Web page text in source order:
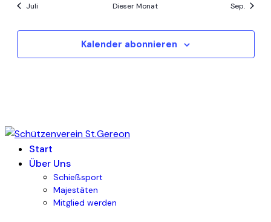
Juli Dieser Monat Sep.
Kalender abonnieren
Start
Über Uns
Schießsport
Majestäten
Mitglied werden